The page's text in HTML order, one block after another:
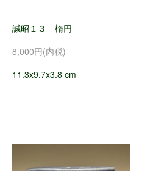
誠昭１３ 楕円
8,000円(内税)
11.3x9.7x3.8 cm